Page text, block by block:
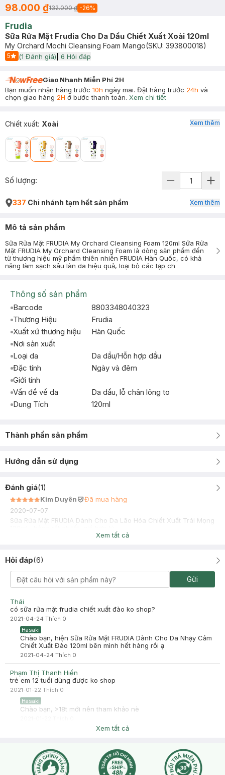
98.000 ₫132.000 ₫ -26%
Frudia
Sữa Rửa Mặt Frudia Cho Da Dầu Chiết Xuất Xoài 120ml
My Orchard Mochi Cleansing Foam Mango(SKU: 393800018)
5
Start Icon
(1 Đánh giá) 6 Hỏi đáp
Giao Nhanh Miễn Phí 2H
Bạn muốn nhận hàng trước 10h ngày mai. Đặt hàng trước 24h và
chọn giao hàng 2H ở bước thanh toán. Xem chi tiết
Chiết xuất: Xoài Xem thêm
Số lượng:
337 Chi nhánh tạm hết sản phẩm Xem thêm
Mô tả sản phẩm
Sữa Rửa Mặt FRUDIA My Orchard Cleansing Foam 120ml Sữa Rửa
Mặt FRUDIA My Orchard Cleansing Foam là dòng sản phẩm đến
từ thương hiệu mỹ phẩm thiên nhiên FRUDIA Hàn Quốc, có khả
năng làm sạch sâu làn da hiệu quả, loại bỏ các tạp ch
Thông số sản phẩm
Barcode
8803348040323
Thương Hiệu
Frudia
Xuất xứ thương hiệu
Hàn Quốc
Nơi sản xuất
Loại da
Da dầu/Hỗn hợp dầu
Đặc tính
Ngày và đêm
Giới tính
Vấn đề về da
Da dầu, lỗ chân lông to
Dung Tích
120ml
Thành phần sản phẩm
Hướng dẫn sử dụng
Đánh giá(1)
Kim Duyên
Đã mua hàng
2020-07-07
Sữa Rửa Mặt FRUDIA Dành Cho Da Lão Hóa Chiết Xuất Trái Mọng
Xem tất cả
Hỏi đáp(6)
Gửi
Thái
có sữa rửa mặt frudia chiết xuất đào ko shop?
2021-04-24 Thích 0
Hasaki
Chào bạn, hiện Sữa Rửa Mặt FRUDIA Dành Cho Da Nhạy Cảm
Chiết Xuất Đào 120ml bên mình hết hàng rồi ạ
2021-04-24 Thích 0
Phạm Thị Thanh Hiền
trẻ em 12 tuổi dùng được ko shop
2021-01-22 Thích 0
Hasaki
Chào bạn, >18t mới nên tham khảo nè
Xem tất cả